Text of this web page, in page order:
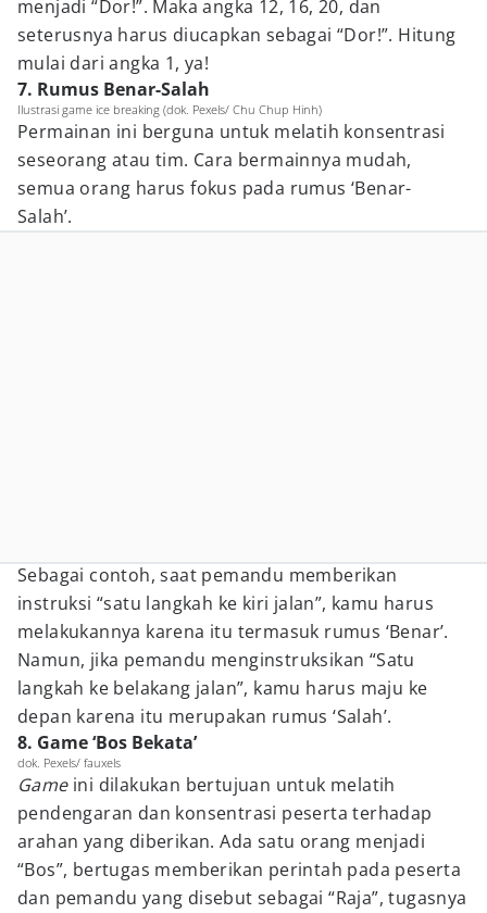
menjadi “Dor!”. Maka angka 12, 16, 20, dan
seterusnya harus diucapkan sebagai “Dor!”. Hitung
mulai dari angka 1, ya!
7. Rumus Benar-Salah
Ilustrasi game ice breaking (dok. Pexels/ Chu Chup Hinh)
Permainan ini berguna untuk melatih konsentrasi
seseorang atau tim. Cara bermainnya mudah,
semua orang harus fokus pada rumus ‘Benar-
Salah’.
Sebagai contoh, saat pemandu memberikan
instruksi “satu langkah ke kiri jalan”, kamu harus
melakukannya karena itu termasuk rumus ‘Benar’.
Namun, jika pemandu menginstruksikan “Satu
langkah ke belakang jalan”, kamu harus maju ke
depan karena itu merupakan rumus ‘Salah’.
8. Game ‘Bos Bekata’
dok. Pexels/ fauxels
Game ini dilakukan bertujuan untuk melatih
pendengaran dan konsentrasi peserta terhadap
arahan yang diberikan. Ada satu orang menjadi
“Bos”, bertugas memberikan perintah pada peserta
dan pemandu yang disebut sebagai “Raja”, tugasnya